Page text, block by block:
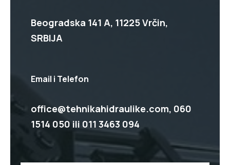
Beogradska 141 A, 11225 Vrčin,
SRBIJA
Email i Telefon
office@tehnikahidraulike.com, 060
1514 050 ili 011 3463 094